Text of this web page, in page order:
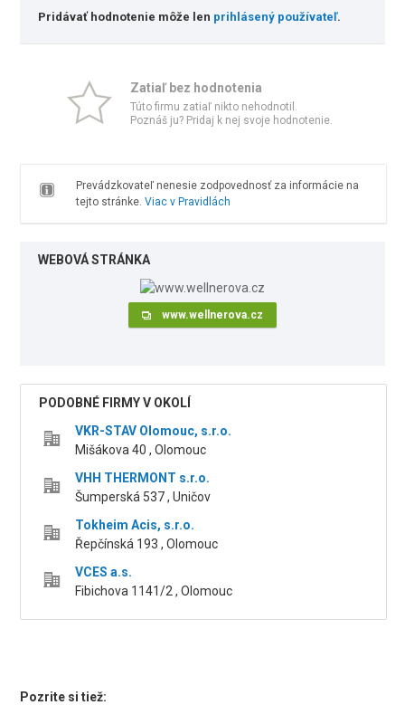
Pridávať hodnotenie môže len prihlásený používateľ.
Zatiaľ bez hodnotenia
Túto firmu zatiaľ nikto nehodnotil.
Poznáš ju? Pridaj k nej svoje hodnotenie.
Prevádzkovateľ nenesie zodpovednosť za informácie na
tejto stránke. Viac v Pravidlách
WEBOVÁ STRÁNKA
www.wellnerova.cz
PODOBNÉ FIRMY V OKOLÍ
VKR-STAV Olomouc, s.r.o.
Mišákova 40 , Olomouc
VHH THERMONT s.r.o.
Šumperská 537 , Uničov
Tokheim Acis, s.r.o.
Řepčínská 193 , Olomouc
VCES a.s.
Fibichova 1141/2 , Olomouc
Pozrite si tiež: